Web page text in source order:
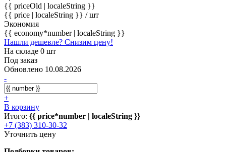
{{ priceOld | localeString }}
{{ price | localeString }} / шт
Экономия
{{ economy*number | localeString }}
Нашли дешевле? Снизим цену!
На складе 0 шт
Под заказ
Обновлено 10.08.2026
-
+
В корзину
Итого: {{ price*number | localeString }}
+7 (383) 310-30-32
Уточнить цену